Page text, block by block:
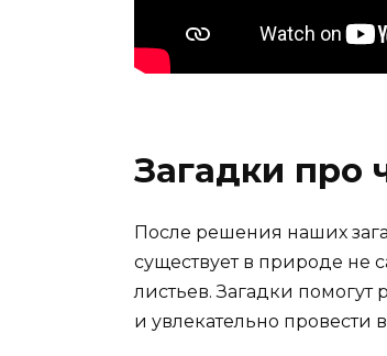
Загадки про
После решения наших
существует в природе не
листьев. Загадки
и увлекательно провести